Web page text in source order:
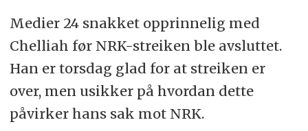
Medier 24 snakket opprinnelig med
Chelliah før NRK-streiken ble avsluttet.
Han er torsdag glad for at streiken er
over, men usikker på hvordan dette
påvirker hans sak mot NRK.